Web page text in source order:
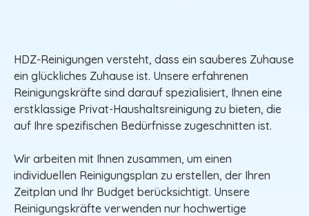
HDZ-Reinigungen versteht, dass ein sauberes Zuhause
ein glückliches Zuhause ist. Unsere erfahrenen
Reinigungskräfte sind darauf spezialisiert, Ihnen eine
erstklassige Privat-Haushaltsreinigung zu bieten, die
auf Ihre spezifischen Bedürfnisse zugeschnitten ist.
Wir arbeiten mit Ihnen zusammen, um einen
individuellen Reinigungsplan zu erstellen, der Ihren
Zeitplan und Ihr Budget berücksichtigt. Unsere
Reinigungskräfte verwenden nur hochwertige